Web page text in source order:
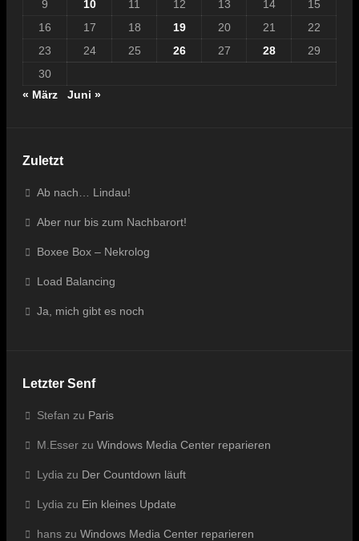
9
10 11 12 13 14
15
16
17 18 19 20 21
22
23
24 25 26 27 28
29
30
« März
Juni »
Zuletzt
Ab nach… Lindau!
Aber nur bis zum Nachbarort!
Boxee Box – Nekrolog
Load Balancing
Ja, mich gibt es noch
Letzter Senf
Stefan zu Paris
M.Esser zu Windows Media Center reparieren
Lydia zu Der Countdown läuft
Lydia zu Ein kleines Update
hans zu Windows Media Center reparieren